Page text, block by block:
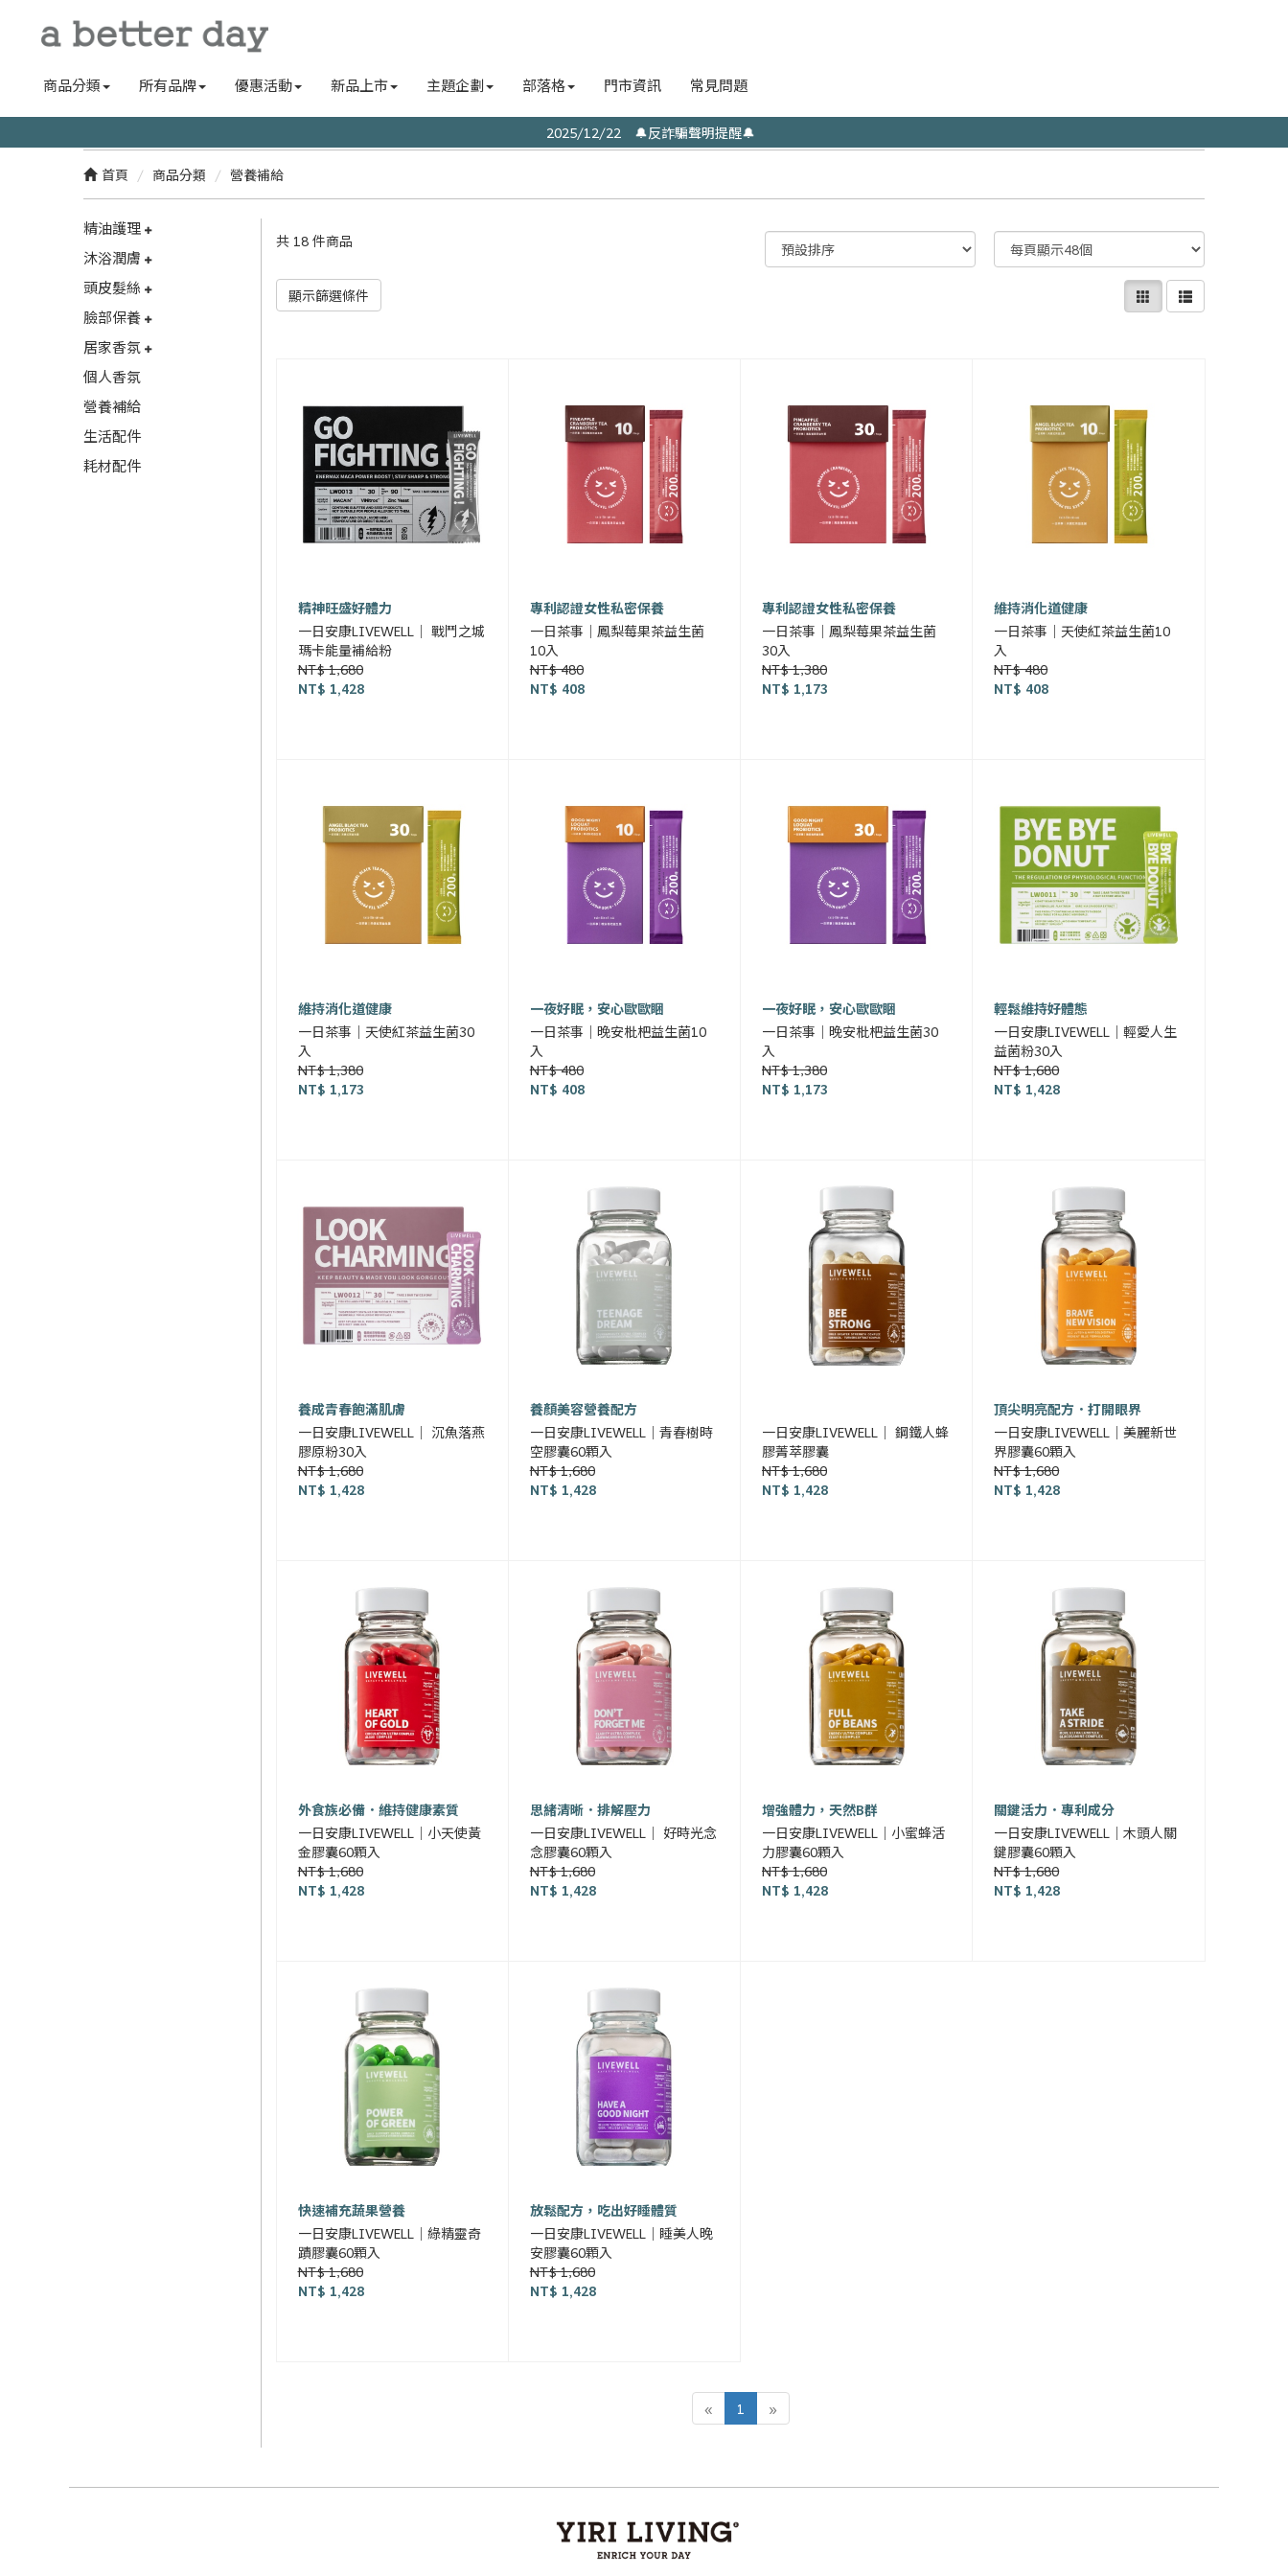
商品分類 所有品牌 優惠活動 新品上市 主題企劃 部落格 門市資訊 常見問題
2025/12/22 🔔反詐騙聲明提醒🔔
首頁
商品分類 營養補給
精油護理
沐浴潤膚
頭皮髮絲
臉部保養
居家香氛
個人香氛
營養補給
生活配件
耗材配件
共 18 件商品
顯示篩選條件
精神旺盛好體力
一日安康LIVEWELL｜ 戰鬥之城
瑪卡能量補給粉
NT$ 1,680
NT$ 1,428
專利認證女性私密保養
一日茶事｜鳳梨莓果茶益生菌
10入
NT$ 480
NT$ 408
專利認證女性私密保養
一日茶事｜鳳梨莓果茶益生菌
30入
NT$ 1,380
NT$ 1,173
維持消化道健康
一日茶事｜天使紅茶益生菌10
入
NT$ 480
NT$ 408
維持消化道健康
一日茶事｜天使紅茶益生菌30
入
NT$ 1,380
NT$ 1,173
一夜好眠，安心歐歐睏
一日茶事｜晚安枇杷益生菌10
入
NT$ 480
NT$ 408
一夜好眠，安心歐歐睏
一日茶事｜晚安枇杷益生菌30
入
NT$ 1,380
NT$ 1,173
輕鬆維持好體態
一日安康LIVEWELL｜輕愛人生
益菌粉30入
NT$ 1,680
NT$ 1,428
養成青春飽滿肌膚
一日安康LIVEWELL｜ 沉魚落燕
膠原粉30入
NT$ 1,680
NT$ 1,428
養顏美容營養配方
一日安康LIVEWELL｜青春樹時
空膠囊60顆入
NT$ 1,680
NT$ 1,428
一日安康LIVEWELL｜ 鋼鐵人蜂
膠菁萃膠囊
NT$ 1,680
NT$ 1,428
頂尖明亮配方．打開眼界
一日安康LIVEWELL｜美麗新世
界膠囊60顆入
NT$ 1,680
NT$ 1,428
外食族必備．維持健康素質
一日安康LIVEWELL｜小天使黃
金膠囊60顆入
NT$ 1,680
NT$ 1,428
思緒清晰．排解壓力
一日安康LIVEWELL｜ 好時光念
念膠囊60顆入
NT$ 1,680
NT$ 1,428
增強體力，天然B群
一日安康LIVEWELL｜小蜜蜂活
力膠囊60顆入
NT$ 1,680
NT$ 1,428
關鍵活力．專利成分
一日安康LIVEWELL｜木頭人關
鍵膠囊60顆入
NT$ 1,680
NT$ 1,428
快速補充蔬果營養
一日安康LIVEWELL｜綠精靈奇
蹟膠囊60顆入
NT$ 1,680
NT$ 1,428
放鬆配方，吃出好睡體質
一日安康LIVEWELL｜睡美人晚
安膠囊60顆入
NT$ 1,680
NT$ 1,428
« 1 »